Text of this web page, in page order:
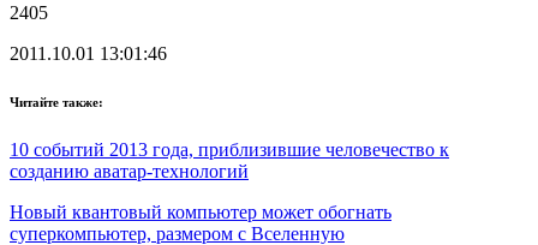
2405
2011.10.01 13:01:46
Читайте также:
10 событий 2013 года, приблизившие человечество к
созданию аватар-технологий
Новый квантовый компьютер может обогнать
суперкомпьютер, размером с Вселенную